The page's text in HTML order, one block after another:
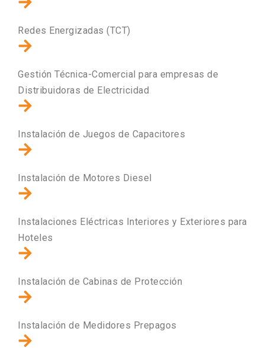
Redes Energizadas (TCT)
Gestión Técnica-Comercial para empresas de
Distribuidoras de Electricidad
Instalación de Juegos de Capacitores
Instalación de Motores Diesel
Instalaciones Eléctricas Interiores y Exteriores para
Hoteles
Instalación de Cabinas de Protección
Instalación de Medidores Prepagos